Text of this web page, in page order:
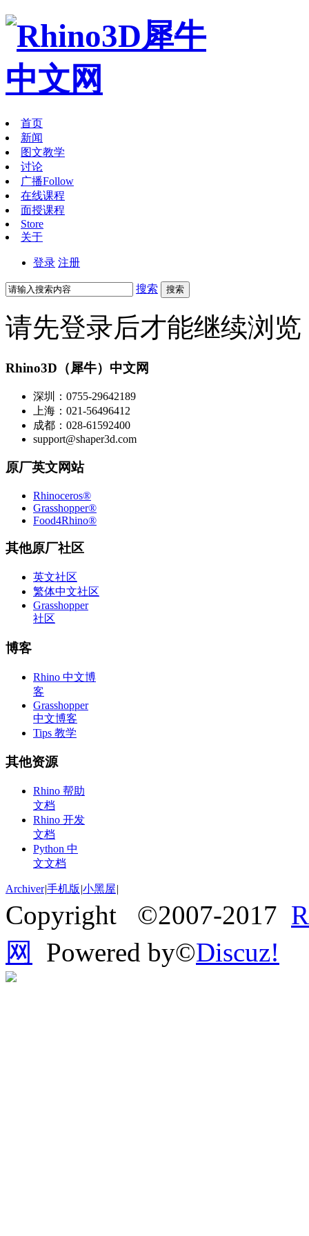
首页
新闻
图文教学
讨论
广播Follow
在线课程
面授课程
Store
关于
登录 注册
搜索 搜索
请先登录后才能继续浏览
Rhino3D（犀牛）中文网
深圳：0755-29642189
上海：021-56496412
成都：028-61592400
support@shaper3d.com
原厂英文网站
Rhinoceros®
Grasshopper®
Food4Rhino®
其他原厂社区
英文社区
繁体中文社区
Grasshopper
社区
博客
Rhino 中文博
客
Grasshopper
中文博客
Tips 教学
其他资源
Rhino 帮助
文档
Rhino 开发
文档
Python 中
文文档
Archiver|手机版 |小黑屋|
Copyright ©2007-2017
网
Powered by©Discuz!